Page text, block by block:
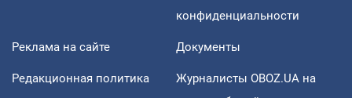
конфиденциальности
Реклама на сайте Документы
Редакционная политика
Журналисты OBOZ.UA на